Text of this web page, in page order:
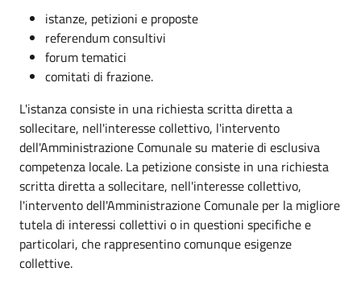
istanze, petizioni e proposte
referendum consultivi
forum tematici
comitati di frazione.
L'istanza consiste in una richiesta scritta diretta a
sollecitare, nell'interesse collettivo, l'intervento
dell'Amministrazione Comunale su materie di esclusiva
competenza locale. La petizione consiste in una richiesta
scritta diretta a sollecitare, nell'interesse collettivo,
l'intervento dell'Amministrazione Comunale per la migliore
tutela di interessi collettivi o in questioni specifiche e
particolari, che rappresentino comunque esigenze
collettive.